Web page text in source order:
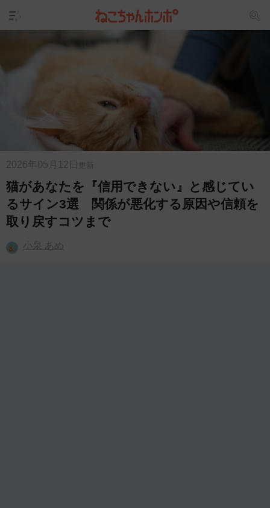
2026年05月12日 更新
猫があなたを『信用できない』と感じてい
るサイン3選 関係が悪化する原因や信頼を
取り戻すコツまで
小泉 あめ